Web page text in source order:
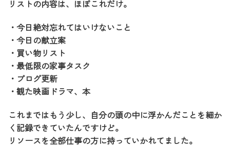
リストの内容は、ほぼこれだけ。
・今日絶対忘れてはいけないこと
・今日の献立案
・買い物リスト
・最低限の家事タスク
・ブログ更新
・観た映画ドラマ、本
これまではもう少し、自分の頭の中に浮かんだことを細か
く記録できていたんですけど。
リソースを全部仕事の方に持っていかれてました。